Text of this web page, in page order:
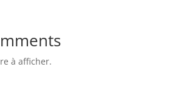
à afficher.